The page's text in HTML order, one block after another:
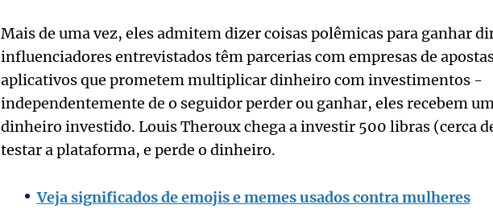
Mais de uma vez, eles admitem dizer coisas polêmicas para ganhar
influenciadores entrevistados têm parcerias com empresas de
aplicativos que prometem multiplicar dinheiro com investimentos -
independentemente de o seguidor perder ou ganhar, eles recebem
dinheiro investido. Louis Theroux chega a investir 500 libras (cerca
testar a plataforma, e perde o dinheiro.
Veja significados de emojis e memes usados contra mulheres